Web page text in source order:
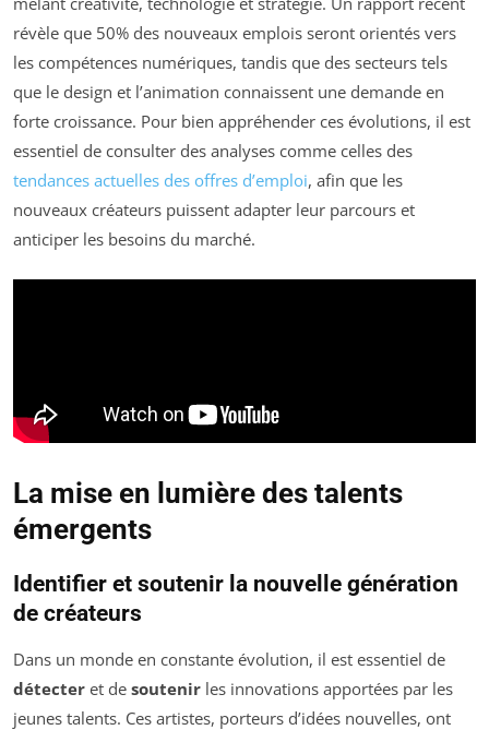
révèle que 50% des nouveaux emplois seront orientés vers
les compétences numériques, tandis que des secteurs tels
que le design et l’animation connaissent une demande en
forte croissance. Pour bien appréhender ces évolutions, il est
essentiel de consulter des analyses comme celles des
tendances actuelles des offres d’emploi, afin que les
nouveaux créateurs puissent adapter leur parcours et
anticiper les besoins du marché.
La mise en lumière des talents
émergents
Identifier et soutenir la nouvelle génération
de créateurs
Dans un monde en constante évolution, il est essentiel de
détecter et de soutenir les innovations apportées par les
jeunes talents. Ces artistes, porteurs d’idées nouvelles, ont